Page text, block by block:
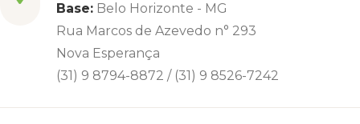
Base: Belo Horizonte - MG
Rua Marcos de Azevedo n° 293
Nova Esperança
(31) 9 8794-8872 / (31) 9 8526-7242